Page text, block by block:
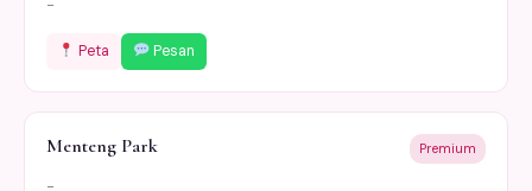
-
Peta Pesan
Menteng Park Premium
-